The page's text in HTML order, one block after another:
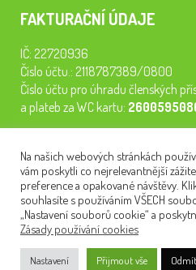
FAKTURAČNÍ ÚDAJE
IČ: 22720936
Číslo účtu.: 2118787389/0800
Číslo účtu pro úhradu členských
a plateb za WC kartu:
semináře, konferenci, plavbu na
tiskneme odborné publikace pro
NEWSLETTER
Na našich webových stránkách
vám poskytli co nejrelevantnější
preference a opakované návštěvy.
souhlasíte s používáním VŠECH
„Nastavení souborů cookie“ a
Zásady používání cookies
Nastavení Přijmout vše